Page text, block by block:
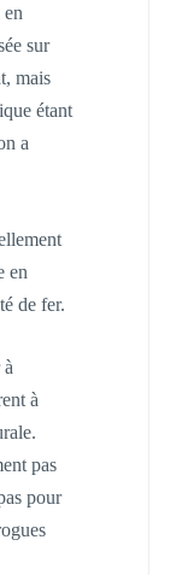
sur
mais
étant
a
en
de fer.
à
pas
pour